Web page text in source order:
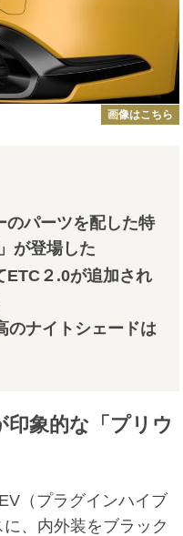
画像はこちら
のパーツを配した特
が登場した
ETC２.0が追加され
のナイトシェードは
象的な「プリウ
（プラグインハイブ
、内外装をブラック